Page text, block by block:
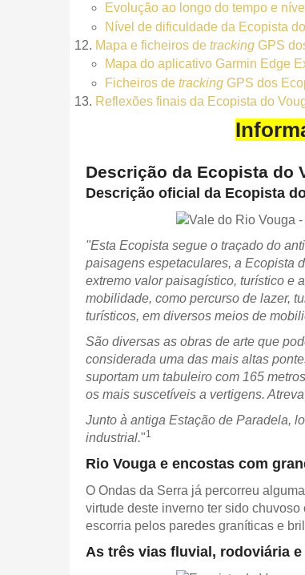
Evolução ao longo do tempo e
Nível de dificuldade da Ecopista
Mapa e ficheiros de tracking GPS
Mapa do aplicativo Garmin Edge
Ficheiros de tracking GPS dos
Reflexões finais da Ecopista do
Descrição da Ecopista do
Descrição oficial da Ecopista
"Esta Ecopista segue o traçado do
paisagens espetaculares, a Ecopista
extremo valor paisagístico, turístico e
mobilidade, como percurso de lazer,
turísticos, em diversos meios de
São diversas as obras de arte que
considerada uma das mais altas
suportam um tabuleiro com 165
os mais suscetíveis a vertigens.
Junto à antiga Estação de Paradela,
industrial."1
Rio Vouga e encostas com
O Ondas da Serra já percorreu
virtude deste inverno ter sido
escorria pelos paredes graníticas e
As três vias fluvial, rodoviária